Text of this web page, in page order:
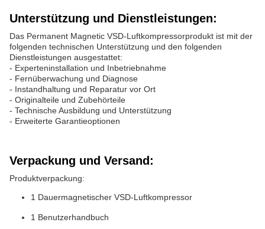
Unterstützung und Dienstleistungen:
Das Permanent Magnetic VSD-Luftkompressorprodukt ist mit der
folgenden technischen Unterstützung und den folgenden
Dienstleistungen ausgestattet:
- Experteninstallation und Inbetriebnahme
- Fernüberwachung und Diagnose
- Instandhaltung und Reparatur vor Ort
- Originalteile und Zubehörteile
- Technische Ausbildung und Unterstützung
- Erweiterte Garantieoptionen
Verpackung und Versand:
Produktverpackung:
1 Dauermagnetischer VSD-Luftkompressor
1 Benutzerhandbuch